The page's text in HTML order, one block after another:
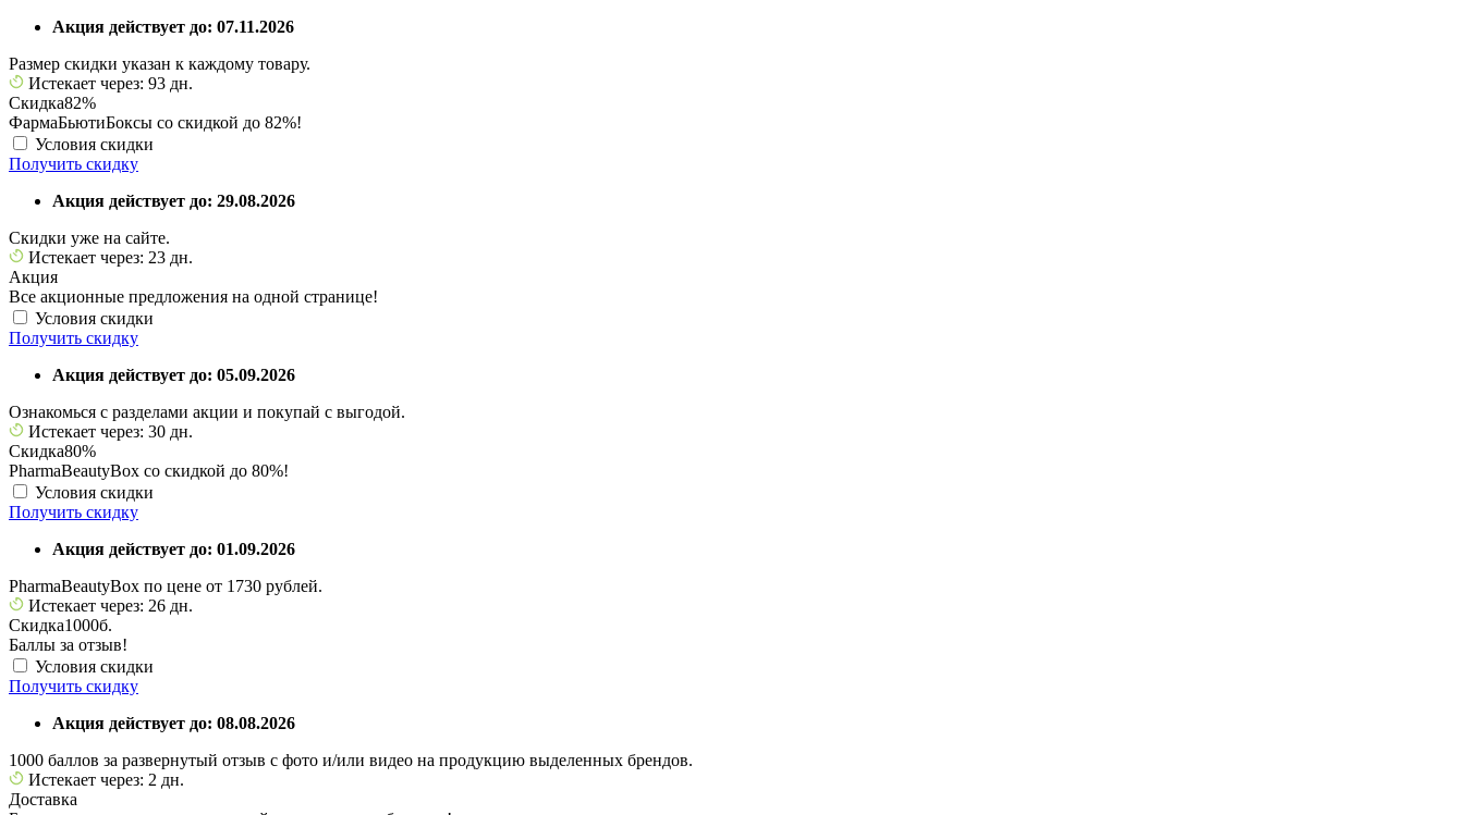
Акция действует до: 07.11.2026
Размер скидки указан к каждому товару.
Истекает через: 93 дн.
Скидка82%
ФармаБьютиБоксы со скидкой до 82%!
Условия скидки
Получить скидку
Акция действует до: 29.08.2026
Скидки уже на сайте.
Истекает через: 23 дн.
Акция
Все акционные предложения на одной странице!
Условия скидки
Получить скидку
Акция действует до: 05.09.2026
Ознакомься с разделами акции и покупай с выгодой.
Истекает через: 30 дн.
Скидка80%
PharmaBeautyBox со скидкой до 80%!
Условия скидки
Получить скидку
Акция действует до: 01.09.2026
PharmaBeautyBox по цене от 1730 рублей.
Истекает через: 26 дн.
Скидка1000б.
Баллы за отзыв!
Условия скидки
Получить скидку
Акция действует до: 08.08.2026
1000 баллов за развернутый отзыв с фото и/или видео на продукцию выделенных брендов.
Истекает через: 2 дн.
Доставка